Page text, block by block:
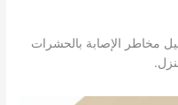
مخاطر الإصابة بالحشرات